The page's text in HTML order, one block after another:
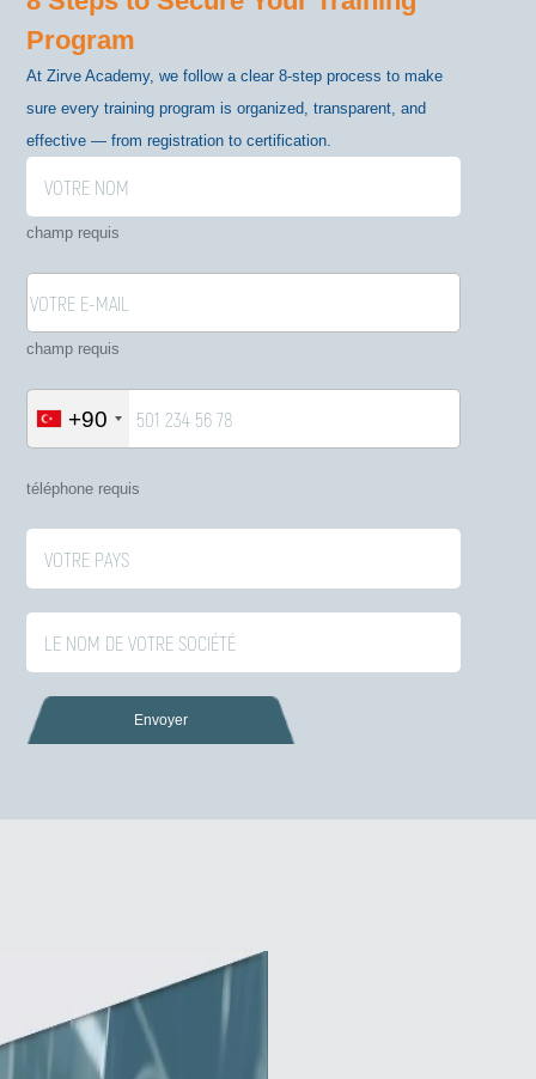
Program
At Zirve Academy, we follow a clear 8-step process to make
sure every training program is organized, transparent, and
effective — from registration to certification.
champ requis
champ requis
+90
téléphone requis
Envoyer